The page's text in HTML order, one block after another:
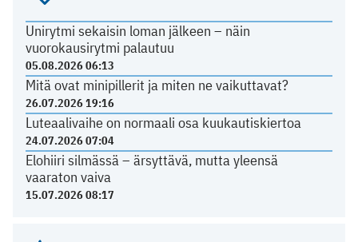
Unirytmi sekaisin loman jälkeen – näin
vuorokausirytmi palautuu
05.08.2026 06:13
Mitä ovat minipillerit ja miten ne vaikuttavat?
26.07.2026 19:16
Luteaalivaihe on normaali osa kuukautiskiertoa
24.07.2026 07:04
Elohiiri silmässä – ärsyttävä, mutta yleensä
vaaraton vaiva
15.07.2026 08:17